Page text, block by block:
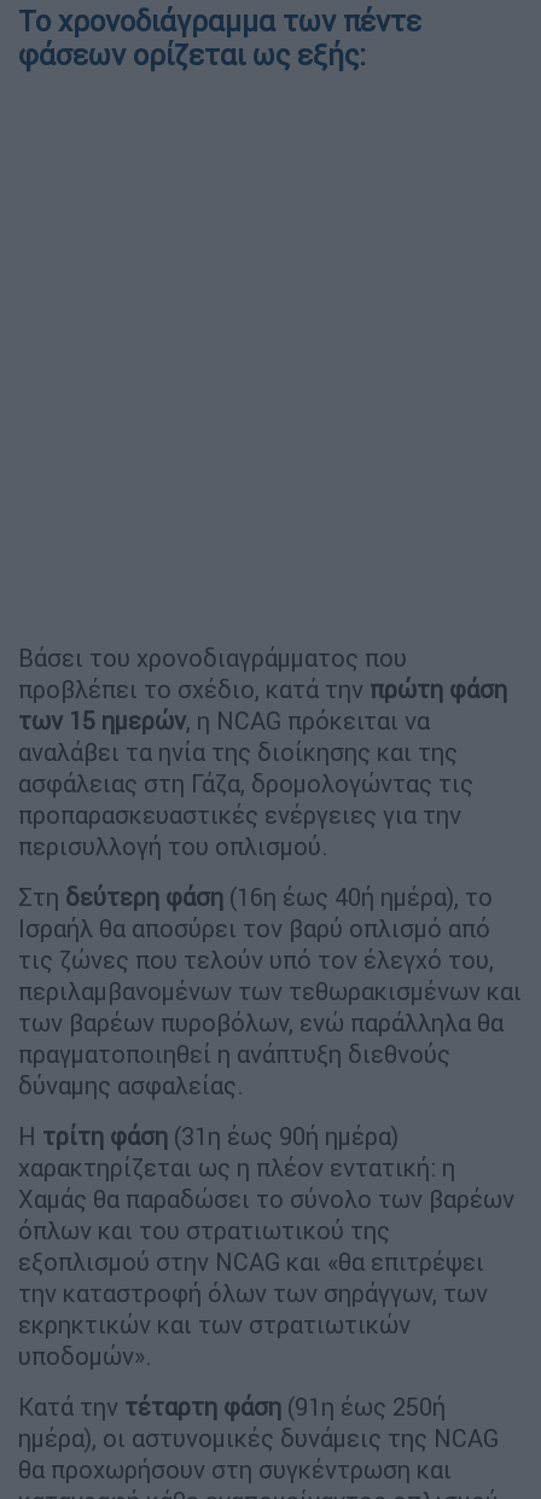
Το χρονοδιάγραμμα των πέντε
φάσεων ορίζεται ως εξής:
Βάσει του χρονοδιαγράμματος που
προβλέπει το σχέδιο, κατά την πρώτη φάση
των 15 ημερών, η NCAG πρόκειται να
αναλάβει τα ηνία της διοίκησης και της
ασφάλειας στη Γάζα, δρομολογώντας τις
προπαρασκευαστικές ενέργειες για την
περισυλλογή του οπλισμού.
Στη δεύτερη φάση (16η έως 40ή ημέρα), το
Ισραήλ θα αποσύρει τον βαρύ οπλισμό από
τις ζώνες που τελούν υπό τον έλεγχό του,
περιλαμβανομένων των τεθωρακισμένων και
των βαρέων πυροβόλων, ενώ παράλληλα θα
πραγματοποιηθεί η ανάπτυξη διεθνούς
δύναμης ασφαλείας.
Η τρίτη φάση (31η έως 90ή ημέρα)
χαρακτηρίζεται ως η πλέον εντατική: η
Χαμάς θα παραδώσει το σύνολο των βαρέων
όπλων και του στρατιωτικού της
εξοπλισμού στην NCAG και «θα επιτρέψει
την καταστροφή όλων των σηράγγων, των
εκρηκτικών και των στρατιωτικών
υποδομών».
Κατά την τέταρτη φάση (91η έως 250ή
ημέρα), οι αστυνομικές δυνάμεις της NCAG
θα προχωρήσουν στη συγκέντρωση και